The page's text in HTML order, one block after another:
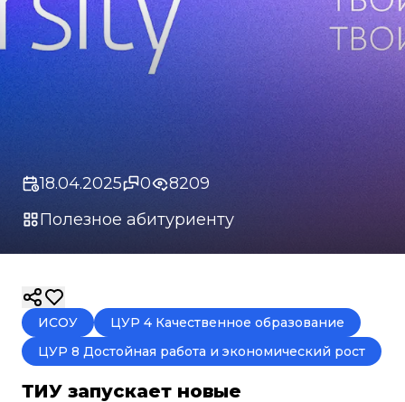
18.04.2025 0
8209
Полезное абитуриенту
ИСОУ
ЦУР 4 Качественное образование
ЦУР 8 Достойная работа и экономический рост
ТИУ запускает новые